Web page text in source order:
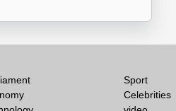
Sport
Celebrities